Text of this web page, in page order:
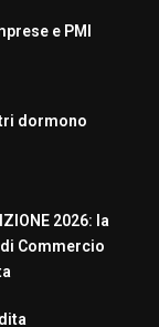
e PMI
dormono
2026: la
Commercio